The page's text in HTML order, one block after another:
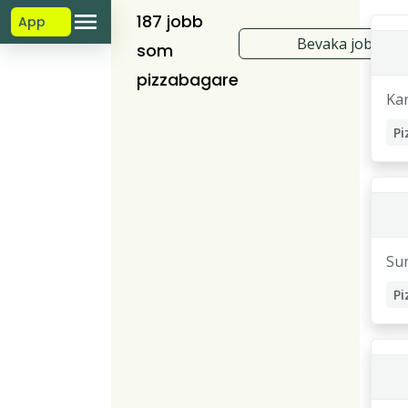
App
187 jobb
som
pizzabagare
Bevaka jobb